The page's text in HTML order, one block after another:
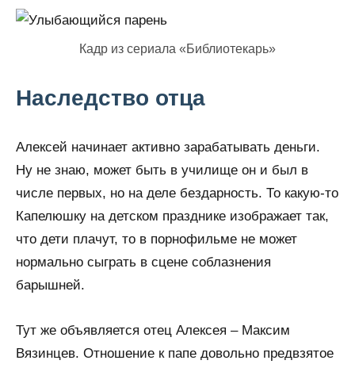
Кадр из сериала «Библиотекарь»
Наследство отца
Алексей начинает активно зарабатывать деньги.
Ну не знаю, может быть в училище он и был в
числе первых, но на деле бездарность. То какую-то
Капелюшку на детском празднике изображает так,
что дети плачут, то в порнофильме не может
нормально сыграть в сцене соблазнения
барышней.
Тут же объявляется отец Алексея – Максим
Вязинцев. Отношение к папе довольно предвзятое